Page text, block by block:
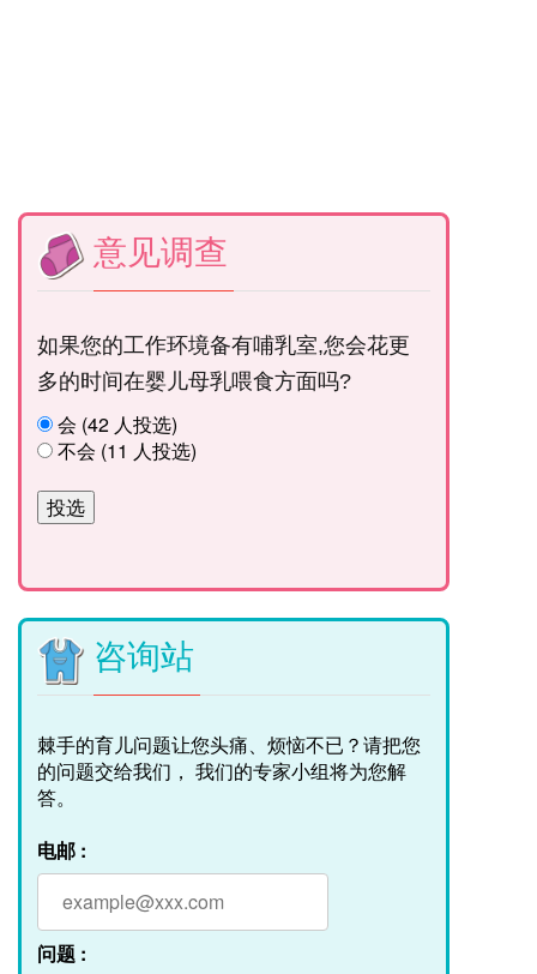
意见调查
如果您的工作环境备有哺乳室,您会花更
多的时间在婴儿母乳喂食方面吗?
会 (42 人投选)
不会 (11 人投选)
咨询站
棘手的育儿问题让您头痛、烦恼不已？请把您
的问题交给我们， 我们的专家小组将为您解
答。
电邮 :
问题 :